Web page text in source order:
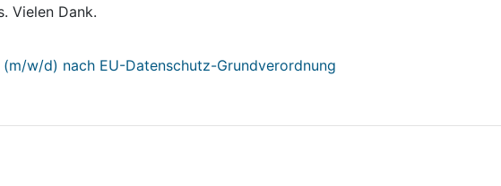
Vielen Dank.
w/d) nach EU-Datenschutz-Grundverordnung